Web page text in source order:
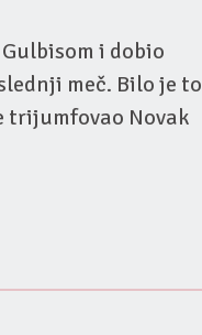
i dobio
meč. Bilo je to
trijumfovao Novak